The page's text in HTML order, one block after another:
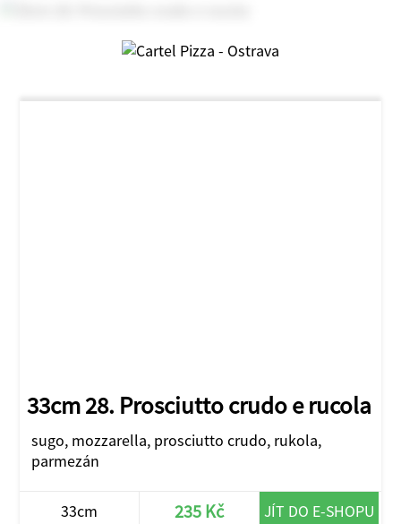
33cm 28. Prosciutto crudo e rucola
sugo, mozzarella, prosciutto crudo, rukola,
parmezán
33cm 235 Kč JÍT DO E-SHOPU